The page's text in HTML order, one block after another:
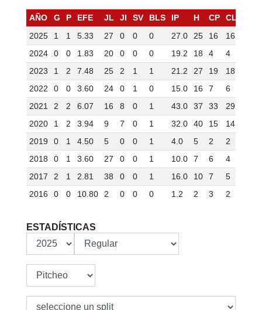
AÑO G P EFE JL JI SV BLS IP H CP CL
2025
1 1 5.33 27 0 0 0 27.0 25 16 16
2024
0 0 1.83 20 0 0 0 19.2 18 4 4
2023
1 2 7.48 25 2 1 1 21.2 27 19 18
2022
0 0 3.60 24 0 1 0 15.0 16 7 6
2021
2 2 6.07 16 8 0 1 43.0 37 33 29
2020
1 2 3.94 9 7 0 1 32.0 40 15 14
2019
0 1 4.50 5 0 0 1 4.0 5 2 2
2018
0 1 3.60 27 0 0 1 10.0 7 6 4
2017
2 1 2.81 38 0 0 1 16.0 10 7 5
2016
0 0 10.80 2 0 0 0 1.2 2 3 2
ESTADÍSTICAS